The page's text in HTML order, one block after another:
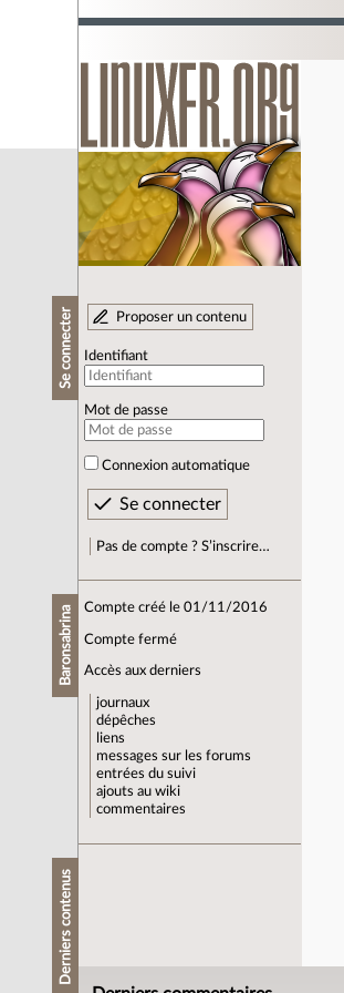
Se connecter Proposer un contenu
Identifiant
Mot de passe
Connexion automatique
Pas de compte ? S’inscrire…
Baronsabrina Compte créé le 01/11/2016
Compte fermé
Accès aux derniers
journaux
dépêches
liens
messages sur les forums
entrées du suivi
ajouts au wiki
commentaires
Derniers contenus